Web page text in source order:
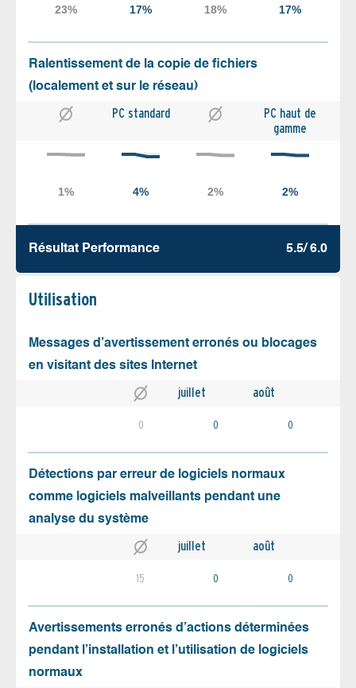
Ralentissement de la copie de fichiers
(localement et sur le réseau)
PC standard
PC haut de
gamme
Résultat Performance 5.5/ 6.0
Utilisation
Messages d’avertissement erronés ou blocages
en visitant des sites Internet
juillet août
0 0 0
Détections par erreur de logiciels normaux
comme logiciels malveillants pendant une
analyse du système
juillet août
15 0 0
Avertissements erronés d’actions déterminées
pendant l’installation et l’utilisation de logiciels
normaux